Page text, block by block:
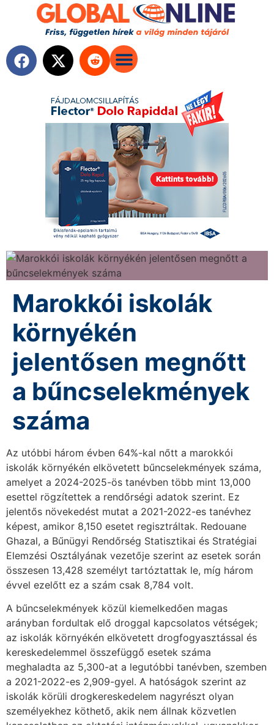
Marokkói iskolák
környékén
jelentősen megnőtt
a bűncselekmények
száma
Az utóbbi három évben 64%-kal nőtt a marokkói
iskolák környékén elkövetett bűncselekmények száma,
amelyet a 2024-2025-ös tanévben több mint 13,000
esettel rögzítettek a rendőrségi adatok szerint. Ez
jelentős növekedést mutat a 2021-2022-es tanévhez
képest, amikor 8,150 esetet regisztráltak. Redouane
Ghazal, a Bűnügyi Rendőrség Statisztikai és Stratégiai
Elemzési Osztályának vezetője szerint az esetek során
összesen 13,428 személyt tartóztattak le, míg három
évvel ezelőtt ez a szám csak 8,784 volt.
A bűncselekmények közül kiemelkedően magas
arányban fordultak elő droggal kapcsolatos vétségek;
az iskolák környékén elkövetett drogfogyasztással és
kereskedelemmel összefüggő esetek száma
meghaladta az 5,300-at a legutóbbi tanévben, szemben
a 2021-2022-es 2,909-gyel. A hatóságok szerint az
iskolák körüli drogkereskedelem nagyrészt olyan
személyekhez köthető, akik nem állnak közvetlen